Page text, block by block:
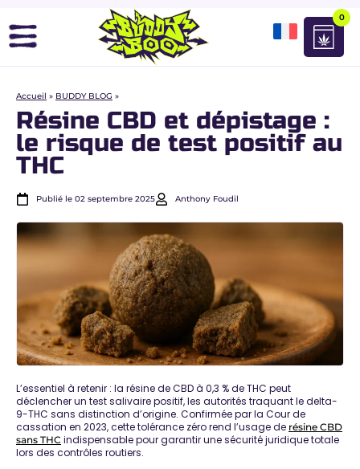
0
Accueil » BUDDY BLOG »
Résine CBD et dépistage :
le risque de test positif au
THC
Publié le 02 septembre 2025 Anthony Foudil
L’essentiel à retenir : la résine de CBD à 0,3 % de THC peut
déclencher un test salivaire positif, les autorités traquant le delta-
9-THC sans distinction d’origine. Confirmée par la Cour de
cassation en 2023, cette tolérance zéro rend l’usage de résine CBD
sans THC indispensable pour garantir une sécurité juridique totale
lors des contrôles routiers.